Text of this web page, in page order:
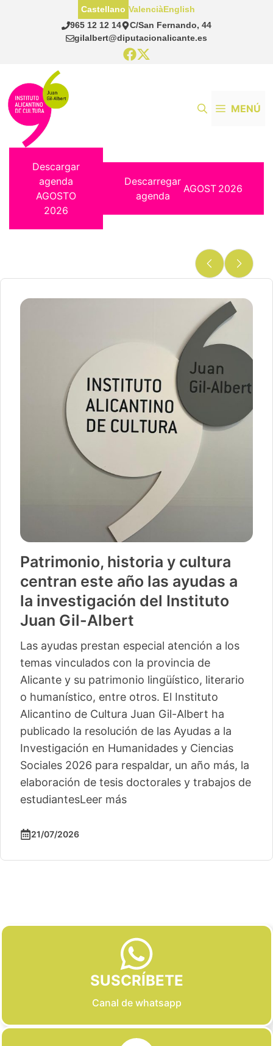
965 12 12 14
C/San Fernando, 44
gilalbert@diputacionalicante.es
Castellano ValenciàEnglish
MENÚ
Descargar
agenda
AGOSTO
2026
Descarregar
agenda
AGOST 2026
Patrimonio, historia y cultura
centran este año las ayudas a
la investigación del Instituto
Juan Gil-Albert
Las ayudas prestan especial atención a los
temas vinculados con la provincia de
Alicante y su patrimonio lingüístico, literario
o humanístico, entre otros. El Instituto
Alicantino de Cultura Juan Gil-Albert ha
publicado la resolución de las Ayudas a la
Investigación en Humanidades y Ciencias
Sociales 2026 para respaldar, un año más, la
elaboración de tesis doctorales y trabajos de
estudiantesLeer más
21/07/2026
SUSCRÍBETE
Canal de whatsapp